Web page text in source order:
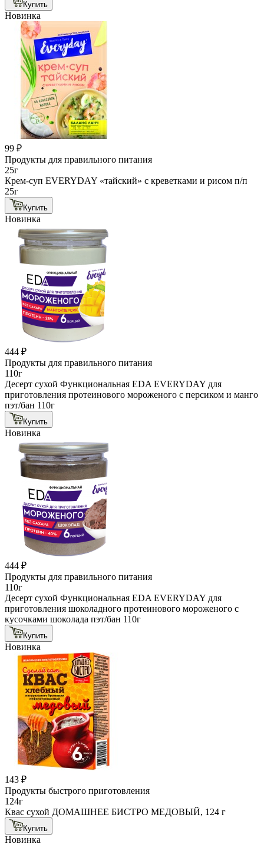
Купить
Новинка
99 ₽
Продукты для правильного питания
25г
Крем-суп EVERYDAY «тайский» с креветками и рисом п/п
25г
Купить
Новинка
444 ₽
Продукты для правильного питания
110г
Десерт сухой Функциональная EDA EVERYDAY для
приготовления протеинового мороженого с персиком и манго
пэт/бан 110г
Купить
Новинка
444 ₽
Продукты для правильного питания
110г
Десерт сухой Функциональная EDA EVERYDAY для
приготовления шоколадного протеинового мороженого с
кусочками шоколада пэт/бан 110г
Купить
Новинка
143 ₽
Продукты быстрого приготовления
124г
Квас сухой ДОМАШНЕЕ БИСТРО МЕДОВЫЙ, 124 г
Купить
Новинка